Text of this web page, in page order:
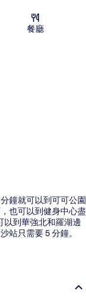
餐廳
鐘就可以到可可公園
也可以到健身中心盡
以到華強北和羅湖邊
站只需要 5 分鐘。